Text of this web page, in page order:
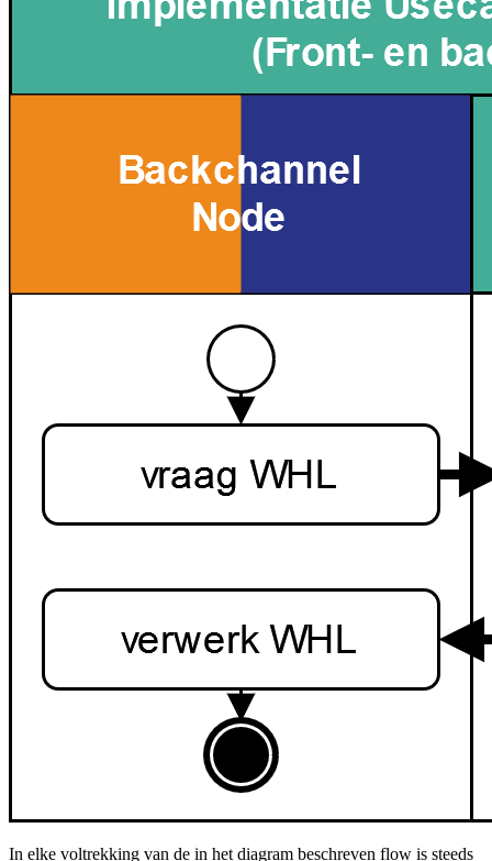
In elke voltrekking van de in het diagram beschreven flow is steeds